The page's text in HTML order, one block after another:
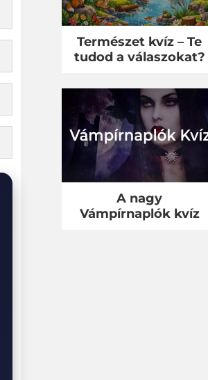
Természet kvíz – Te
tudod a válaszokat?
A nagy
Vámpírnaplók kvíz